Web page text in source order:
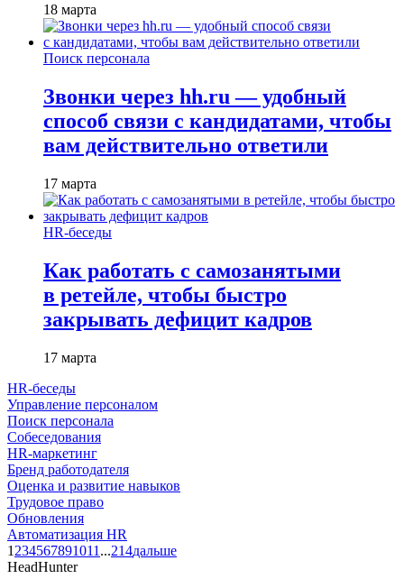
18 марта
Поиск персонала
Звонки через hh.ru — удобный
способ связи с кандидатами, чтобы
вам действительно ответили
17 марта
HR-беседы
Как работать с самозанятыми
в ретейле, чтобы быстро
закрывать дефицит кадров
17 марта
HR-беседы
Управление персоналом
Поиск персонала
Собеседования
HR-маркетинг
Бренд работодателя
Оценка и развитие навыков
Трудовое право
Обновления
Автоматизация HR
1 234567891011 ...214дальше
HeadHunter